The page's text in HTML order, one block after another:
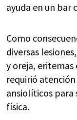
ayuda en un bar
Como
diversas
y oreja, eritemas
requirió
ansiolíticos para
física.